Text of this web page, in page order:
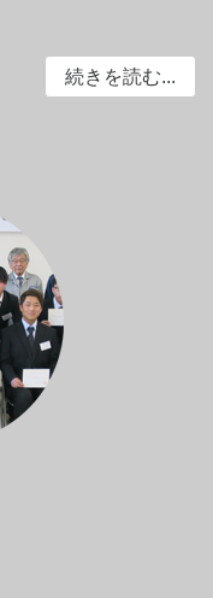
続きを読む...